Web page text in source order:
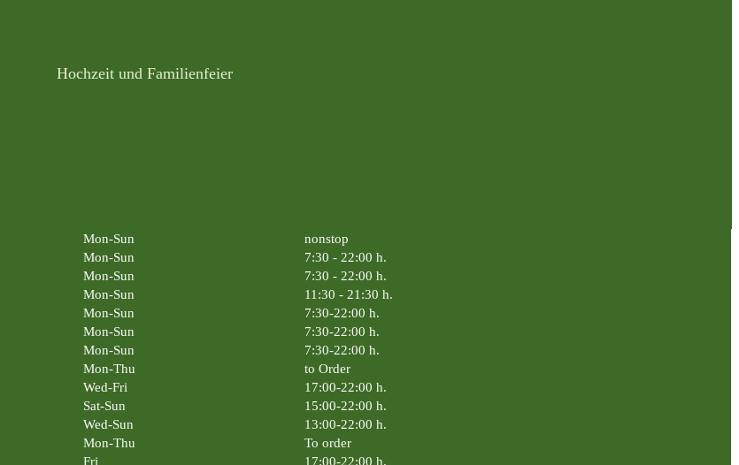
Hochzeit und Familienfeier
Mon-Sun
nonstop
Mon-Sun
7:30 - 22:00 h.
Mon-Sun
7:30 - 22:00 h.
Mon-Sun
11:30 - 21:30 h.
Mon-Sun
7:30-22:00 h.
Mon-Sun
7:30-22:00 h.
Mon-Sun
7:30-22:00 h.
Mon-Thu
to Order
Wed-Fri
17:00-22:00 h.
Sat-Sun
15:00-22:00 h.
Wed-Sun
13:00-22:00 h.
Mon-Thu
To order
Fri
17:00-22:00 h.